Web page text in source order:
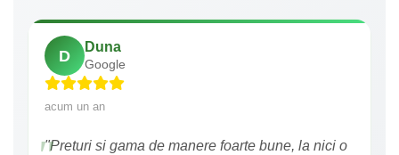
D
Duna
Google
acum un an
"Preturi si gama de manere foarte bune, la nici o